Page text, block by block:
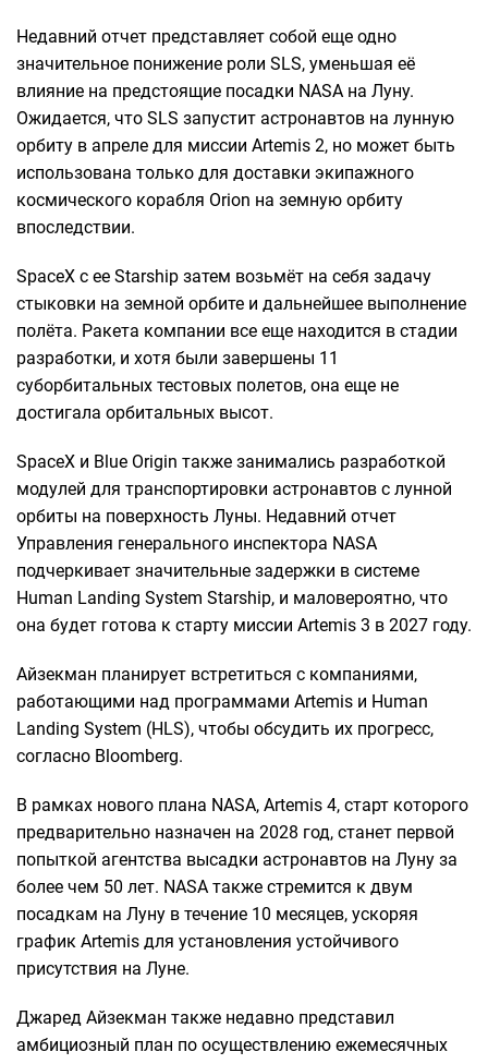
Недавний отчет представляет собой еще одно
значительное понижение роли SLS, уменьшая её
влияние на предстоящие посадки NASA на Луну.
Ожидается, что SLS запустит астронавтов на лунную
орбиту в апреле для миссии Artemis 2, но может быть
использована только для доставки экипажного
космического корабля Orion на земную орбиту
впоследствии.
SpaceX с ее Starship затем возьмёт на себя задачу
стыковки на земной орбите и дальнейшее выполнение
полёта. Ракета компании все еще находится в стадии
разработки, и хотя были завершены 11
суборбитальных тестовых полетов, она еще не
достигала орбитальных высот.
SpaceX и Blue Origin также занимались разработкой
модулей для транспортировки астронавтов с лунной
орбиты на поверхность Луны. Недавний отчет
Управления генерального инспектора NASA
подчеркивает значительные задержки в системе
Human Landing System Starship, и маловероятно, что
она будет готова к старту миссии Artemis 3 в 2027 году.
Айзекман планирует встретиться с компаниями,
работающими над программами Artemis и Human
Landing System (HLS), чтобы обсудить их прогресс,
согласно Bloomberg.
В рамках нового плана NASA, Artemis 4, старт которого
предварительно назначен на 2028 год, станет первой
попыткой агентства высадки астронавтов на Луну за
более чем 50 лет. NASA также стремится к двум
посадкам на Луну в течение 10 месяцев, ускоряя
график Artemis для установления устойчивого
присутствия на Луне.
Джаред Айзекман также недавно представил
амбициозный план по осуществлению ежемесячных